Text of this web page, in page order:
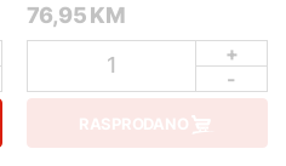
76,95 KM
1
+
-
RASPRODANO